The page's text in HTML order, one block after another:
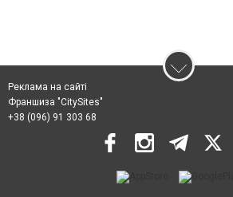
Реклама на сайті
Франшиза "CitySites"
+38 (096) 91 303 68